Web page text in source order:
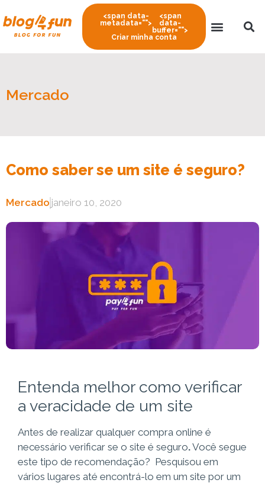
<span data-
metadata="">
<span
data-
buffer="">
Criar minha conta
Mercado
Como saber se um site é seguro?
Mercado janeiro 10, 2020
Entenda melhor como verificar
a veracidade de um site
Antes de realizar qualquer compra online é
necessário verificar se o site é seguro.Você segue
este tipo de recomendação? Pesquisou em
vários lugares até encontrá-lo em um site por um